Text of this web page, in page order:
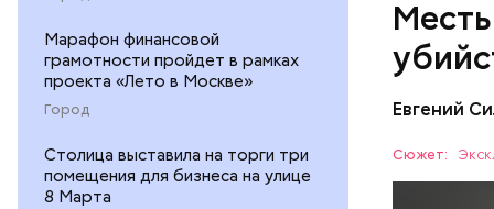
Марафон финансовой
грамотности пройдет в рамках
проекта «Лето в Москве»
Город
Столица выставила на торги три
помещения для бизнеса на улице
8 Марта
Евгений
Сюжет: